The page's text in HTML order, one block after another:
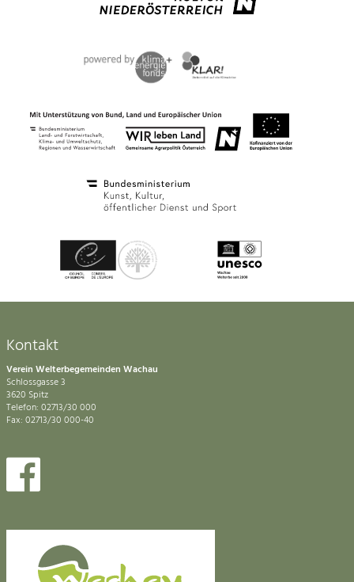
Kontakt
Verein Welterbegemeinden Wachau
Schlossgasse 3
3620 Spitz
Telefon: 02713/30 000
Fax: 02713/30 000-40